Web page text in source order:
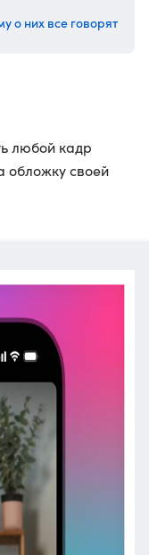
о них все говорят
любой кадр
обложку своей